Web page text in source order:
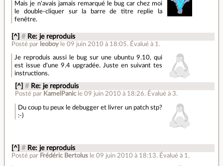
Mais je n'avais jamais remarqué le bug car chez moi
le double-cliquer sur la barre de titre replie la
fenêtre.
[^] # Re: je reproduis
Posté par leoboy le 09 juin 2010 à 18:05. Évalué à 1 .
Je reproduis aussi le bug sur une ubuntu 9.10, qui
est issue d'une 9.4 upgradée. Juste en suivant tes
instructions.
[^] # Re: je reproduis
Posté par KamelPanic le 09 juin 2010 à 18:26. Évalué à 3.
Du coup tu peux le debugger et livrer un patch stp?
:-)
[^] # Re: je reproduis
Posté par Frédéric Bertolus le 09 juin 2010 à 18:13. Évalué à 1 .